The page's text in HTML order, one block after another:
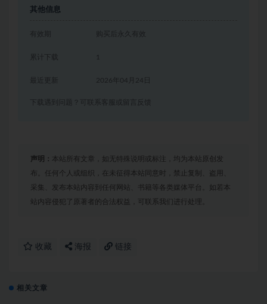
其他信息
有效期 购买后永久有效
累计下载 1
2026年04月24日
下载遇到问题？可联系客服或留言反馈
声明： 本站所有文章，如无特殊说明或标注，均为本站原创发
布。任何个人或组织，在未征得本站同意时，禁止复制、盗用、
采集、发布本站内容到任何网站、书籍等各类媒体平台。如若本
站内容侵犯了原著者的合法权益，可联系我们进行处理。
收藏 海报 链接
相关文章